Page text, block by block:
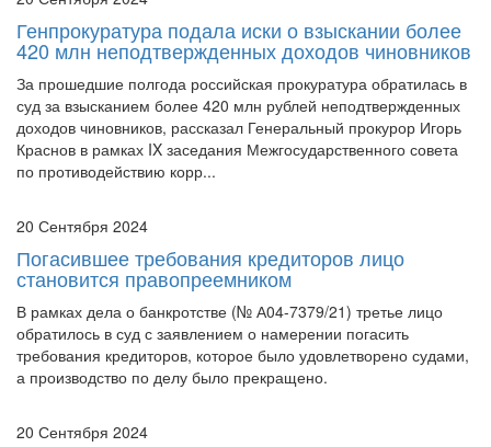
Генпрокуратура подала иски о взыскании более
420 млн неподтвержденных доходов чиновников
За прошедшие полгода российская прокуратура обратилась в
суд за взысканием более 420 млн рублей неподтвержденных
доходов чиновников, рассказал Генеральный прокурор Игорь
Краснов в рамках IX заседания Межгосударственного совета
по противодействию корр...
20 Сентября 2024
Погасившее требования кредиторов лицо
становится правопреемником
В рамках дела о банкротстве (№ А04-7379/21) третье лицо
обратилось в суд с заявлением о намерении погасить
требования кредиторов, которое было удовлетворено судами,
а производство по делу было прекращено.
20 Сентября 2024